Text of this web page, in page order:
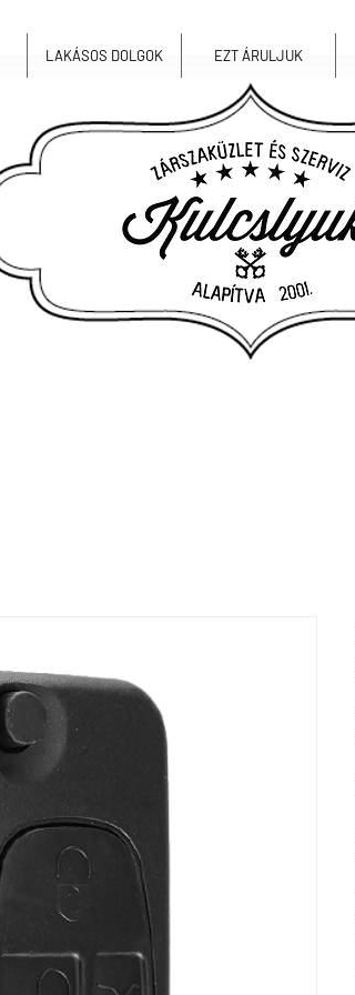
LAKÁSOS DOLGOK EZT ÁRULJUK